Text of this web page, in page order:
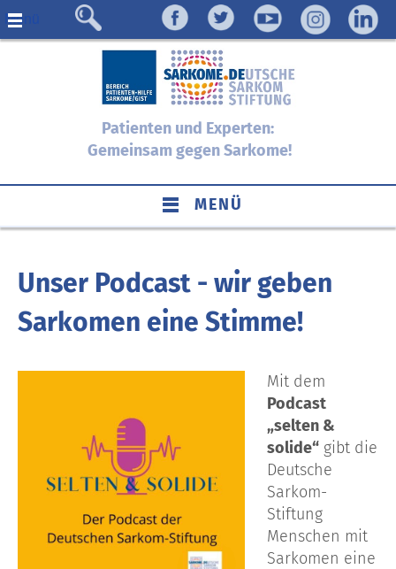
Menü
Patienten und Experten:
Gemeinsam gegen Sarkome!
MENÜ
Unser Podcast - wir geben
Sarkomen eine Stimme!
Mit dem
Podcast
„selten &
solide“ gibt die
Deutsche
Sarkom-
Stiftung
Menschen mit
Sarkomen eine